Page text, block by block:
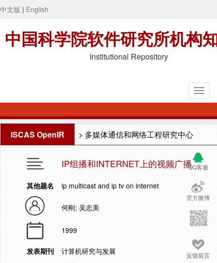
中文版 | English
中国科学院软件研究所机构
Institutional Repository
ISCAS OpenIR > 多媒体通信和网络工程研究中心
QQ客服
官方微博
反馈留言
IP组播和INTERNET上的视频广播
其他题名 ip multicast and ip tv on internet
何刚; 吴志美
1999
发表期刊
计算机研究与发展